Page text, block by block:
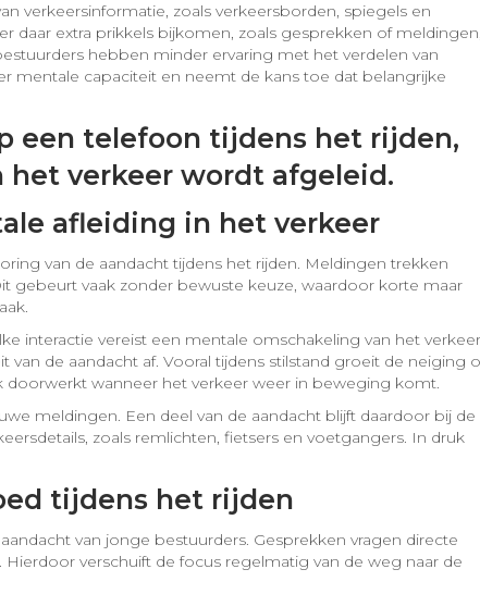
verkeersinformatie, zoals verkeersborden, spiegels en
daar extra prikkels bijkomen, zoals gesprekken of
hebben minder ervaring met het verdelen van
mentale capaciteit en neemt de kans toe dat belangrijke
afleiding in het verkeer
van de aandacht tijdens het rijden. Meldingen trekken
gebeurt vaak zonder bewuste keuze, waardoor korte maar
interactie vereist een mentale omschakeling van het verkeer
de aandacht af. Vooral tijdens stilstand groeit de neiging
doorwerkt wanneer het verkeer weer in beweging komt.
meldingen. Een deel van de aandacht blijft daardoor bij de
zoals remlichten, fietsers en voetgangers. In druk
tijdens het rijden
van jonge bestuurders. Gesprekken vragen directe
verschuift de focus regelmatig van de weg naar de